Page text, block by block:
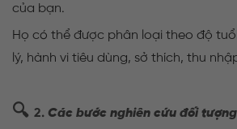
của bạn.
Họ có thể được phân loại theo độ
lý, hành vi tiêu dùng, sở thích, thu
🔍 2. Các bước nghiên cứu đối